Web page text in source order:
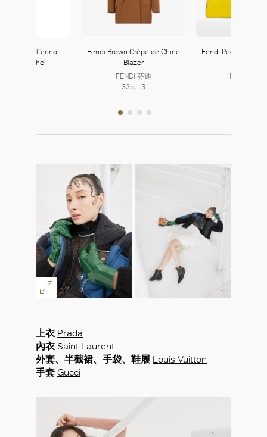
Solferino
Satchel
Fendi Brown Crêpe de Chine
Blazer
FENDI 芬迪
335, L3
Fendi Peekaboo
FENDI 芬迪
上衣 Prada
內衣 Saint Laurent
外套、半截裙、手袋、鞋履 Louis Vuitton
手套 Gucci